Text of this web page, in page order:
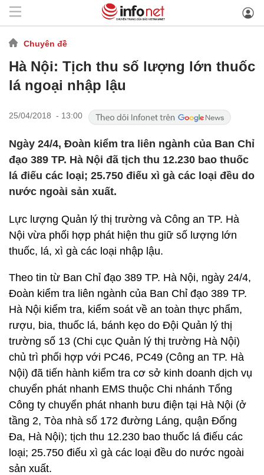
Chuyên đề
Hà Nội: Tịch thu số lượng lớn thuốc
lá ngoại nhập lậu
25/04/2018 - 13:00
Ngày 24/4, Đoàn kiểm tra liên ngành của Ban Chỉ
đạo 389 TP. Hà Nội đã tịch thu 12.230 bao thuốc
lá điếu các loại; 25.750 điếu xì gà các loại đều do
nước ngoài sản xuất.
Lực lượng Quản lý thị trường và Công an TP. Hà
Nội vừa phối hợp phát hiện thu giữ số lượng lớn
thuốc, lá, xì gà các loại nhập lậu.
Theo tin từ Ban Chỉ đạo 389 TP. Hà Nội, ngày 24/4,
Đoàn kiểm tra liên ngành của Ban Chỉ đạo 389 TP.
Hà Nội kiểm tra, kiểm soát về an toàn thực phẩm,
rượu, bia, thuốc lá, bánh kẹo do Đội Quản lý thị
trường số 13 (Chi cục Quản lý thị trường Hà Nội)
chủ trì phối hợp với PC46, PC49 (Công an TP. Hà
Nội) đã tiến hành kiểm tra cơ sở kinh doanh dịch vụ
chuyển phát nhanh EMS thuộc Chi nhánh Tổng
Công ty chuyển phát nhanh bưu điện tại Hà Nội (ở
tầng 2, Tòa nhà số 172 đường Láng, quận Đống
Đa, Hà Nội); tịch thu 12.230 bao thuốc lá điếu các
loại; 25.750 điếu xì gà các loại đều do nước ngoài
sản xuất.